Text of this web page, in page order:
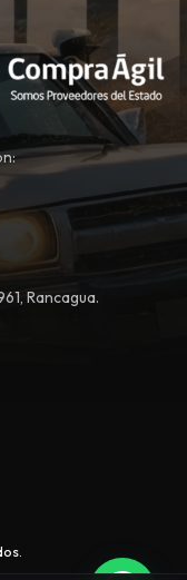
Rancagua.